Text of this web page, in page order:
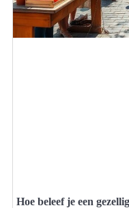
Hoe beleef je een